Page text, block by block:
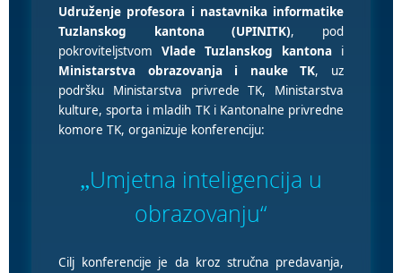
Udruženje profesora i nastavnika informatike
Tuzlanskog kantona (UPINITK), pod
pokroviteljstvom Vlade Tuzlanskog kantona i
Ministarstva obrazovanja i nauke TK, uz
podršku Ministarstva privrede TK, Ministarstva
kulture, sporta i mladih TK i Kantonalne privredne
komore TK, organizuje konferenciju:
„Umjetna inteligencija u
obrazovanju“
Cilj konferencije je da kroz stručna predavanja,